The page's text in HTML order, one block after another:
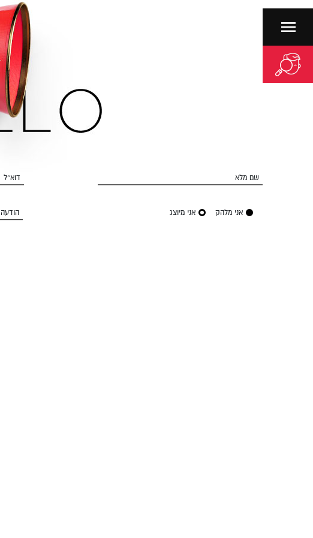
שם מלא דוא״ל
אני מלהק אני מיוצג הודעה